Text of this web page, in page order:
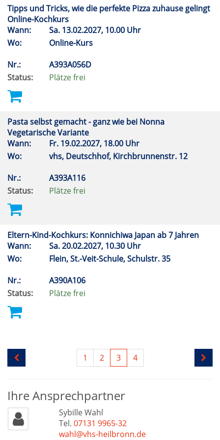
Tipps und Tricks, wie die perfekte Pizza zuhause gelingt
Online-Kochkurs
Wann:
Sa. 13.02.2027, 10.00 Uhr
Wo:
Online-Kurs
Nr.:
A393A056D
Status:
Plätze frei
Pasta selbst gemacht - ganz wie bei Nonna
Vegetarische Variante
Wann:
Fr. 19.02.2027, 18.00 Uhr
Wo:
vhs, Deutschhof, Kirchbrunnenstr. 12
Nr.:
A393A116
Status:
Plätze frei
Eltern-Kind-Kochkurs: Konnichiwa Japan ab 7 Jahren
Wann:
Sa.20.02.2027, 10.30 Uhr
Wo:
Flein, St.-Veit-Schule, Schulstr. 35
Nr.:
A390A106
Status:
Plätze frei
1 2 3 4
Ihre Ansprechpartner
Sybille Wahl
Tel. 07131 9965-32
wahl@vhs-heilbronn.de